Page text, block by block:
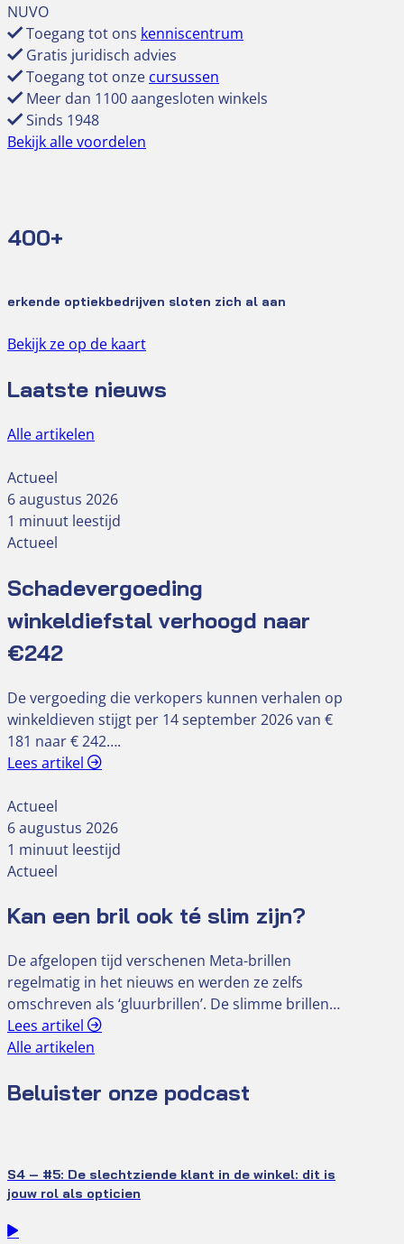
NUVO
Toegang tot ons kenniscentrum
Gratis juridisch advies
Toegang tot onze cursussen
Meer dan 1100 aangesloten winkels
Sinds 1948
Bekijk alle voordelen
400+
erkende optiekbedrijven sloten zich al aan
Bekijk ze op de kaart
Laatste nieuws
Alle artikelen
Actueel
6 augustus 2026
1 minuut leestijd
Actueel
Schadevergoeding
winkeldiefstal verhoogd naar
€242
De vergoeding die verkopers kunnen verhalen op
winkeldieven stijgt per 14 september 2026 van €
181 naar € 242….
Lees artikel
Actueel
6 augustus 2026
1 minuut leestijd
Actueel
Kan een bril ook té slim zijn?
De afgelopen tijd verschenen Meta-brillen
regelmatig in het nieuws en werden ze zelfs
omschreven als ‘gluurbrillen’. De slimme brillen…
Lees artikel
Alle artikelen
Beluister onze podcast
S4 – #5: De slechtziende klant in de winkel: dit is
jouw rol als opticien